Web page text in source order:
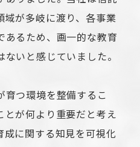
域が多岐に渡り、各事業
あるため、画一的な教育
いと感じていました。
育つ環境を整備するこ
とが何より重要だと考え
に関する知見を可視化